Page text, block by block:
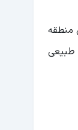
این منطقه
طبیعی